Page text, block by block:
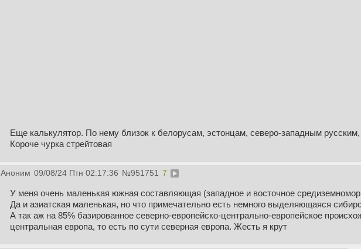
Еще калькулятор. По нему близок к белорусам, эстонцам, северо-западным
Короче чурка стрейтовая
Аноним 09/08/24 Птн 02:17:36 №951751 7
У меня очень маленькая южная составляющая (западное и восточное
Да и азиатская маленькая, но что примечательно есть немного выделяющаяся
А так аж на 85% базированное северно-европейско-центрально-европейское
центральная европа, то есть по сути северная европа. Жесть я крут